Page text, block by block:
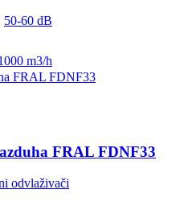
50-60 dB
m3/h
FRAL FDNF33
odvlaživači